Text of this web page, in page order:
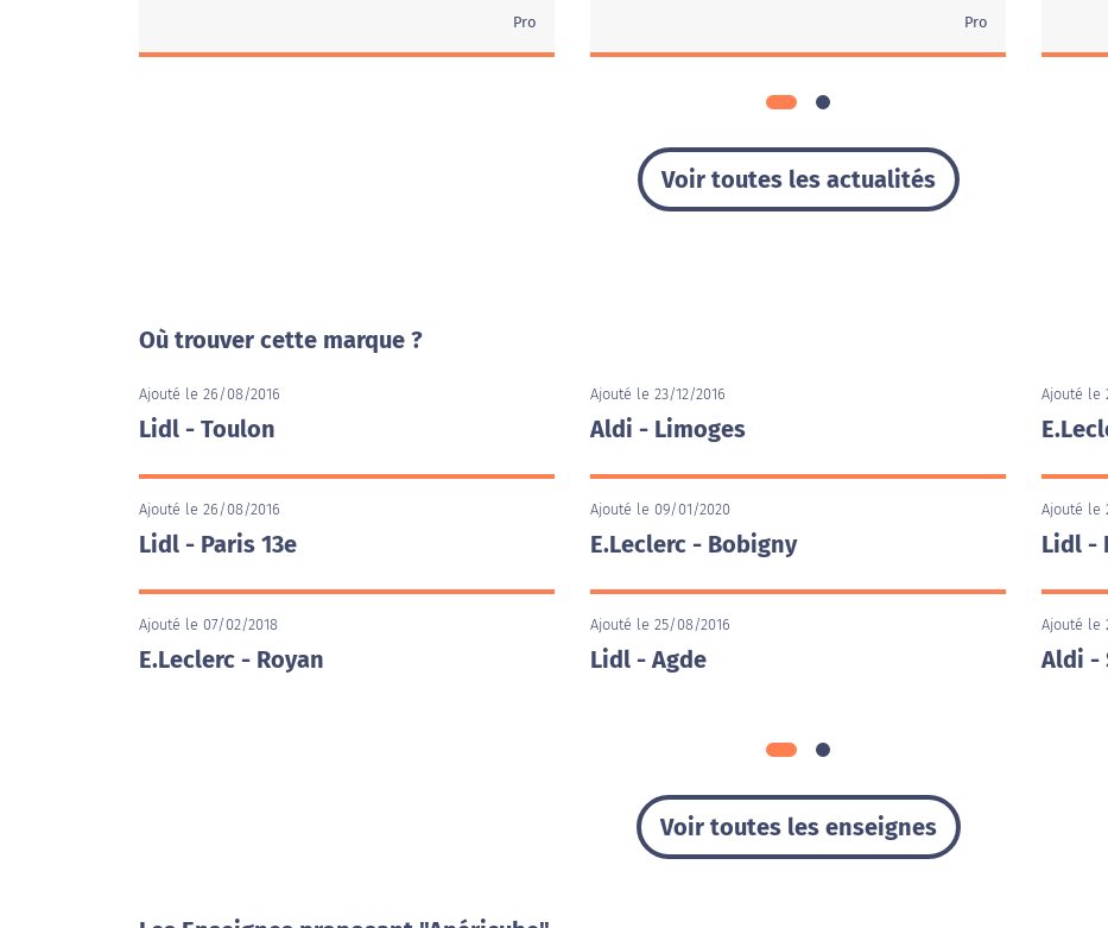
Pro Pro
Voir toutes les actualités
Où trouver cette marque ?
Ajouté le 26/08/2016
Lidl - Toulon
Ajouté le 26/08/2016
Lidl - Paris 13e
Ajouté le 07/02/2018
E.Leclerc - Royan
Ajouté le 23/12/2016
Aldi - Limoges
Ajouté le 09/01/2020
E.Leclerc - Bobigny
Ajouté le 25/08/2016
Lidl - Agde
Ajouté le
Ajouté le
Lidl -
Ajouté le
Aldi -
Voir toutes les enseignes